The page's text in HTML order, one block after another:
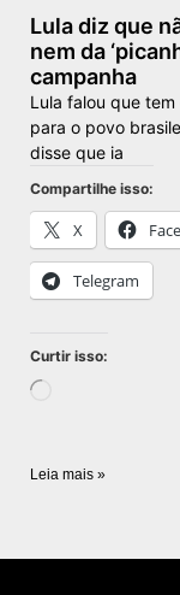
Lula diz que
nem da
campanha
Lula falou que
para o povo
disse que ia
Compartilhe isso:
X
Telegram
Curtir isso:
Leia mais »